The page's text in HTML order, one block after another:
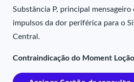
Substância P, principal
impulsos da dor periférica para o
Central.
Contraindicação do Moment Loção